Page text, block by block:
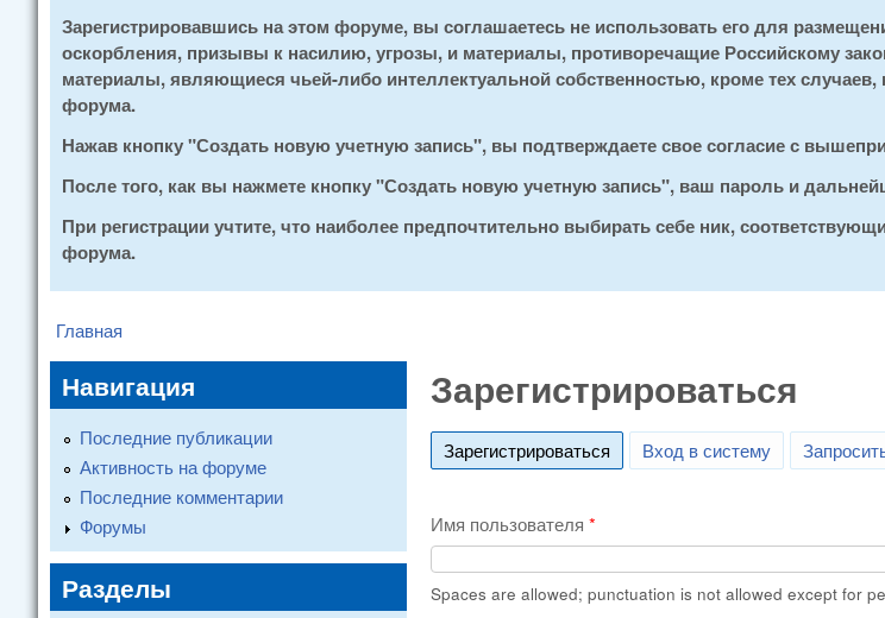
Зарегистрировавшись на этом форуме, вы соглашаетесь не использовать его для
оскорбления, призывы к насилию, угрозы, и материалы, противоречащие Российскому
материалы, являющиеся чьей-либо интеллектуальной собственностью, кроме тех
форума.
Нажав кнопку "Создать новую учетную запись", вы подтверждаете свое согласие с
После того, как вы нажмете кнопку "Создать новую учетную запись", ваш пароль и
При регистрации учтите, что наиболее предпочтительно выбирать себе ник,
форума.
You are here
Главная
Зарегистрироваться
Зарегистрироваться (active tab)
Вход в систему
Имя пользователя *
Spaces are allowed; punctuation is not allowed except for
Навигация
Последние публикации
Активность на форуме
Последние комментарии
Форумы
Разделы